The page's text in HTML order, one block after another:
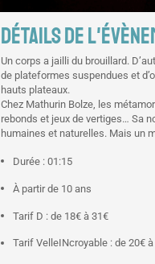
DÉTAILS DE
Un corps a jailli du brouillard.
de plateformes suspendues et
hauts plateaux.
Chez Mathurin Bolze, les
rebonds et jeux de vertiges… Sa
humaines et naturelles. Mais un
Durée : 01:15
À partir de 10 ans
Tarif D : de 18€ à 31€
Tarif VelleINcroyable : de 20€